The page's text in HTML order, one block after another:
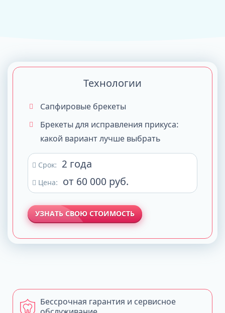
Технологии
Сапфировые брекеты
Брекеты для исправления прикуса:
какой вариант лучше выбрать
Срок: 2 года
Цена: от 60 000 руб.
УЗНАТЬ СВОЮ СТОИМОСТЬ
Бессрочная гарантия и сервисное